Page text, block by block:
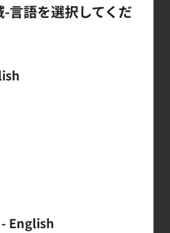
言語を選択してくだ
English
の紹介
お届
性データのダウンロードがで